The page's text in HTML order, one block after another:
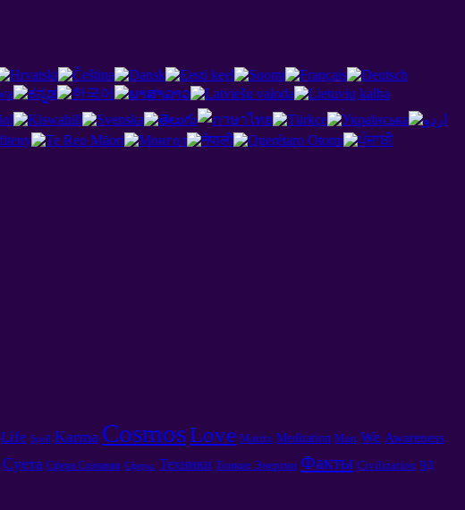
Life Spell Karma CosmosLove Matrix Meditation Man We Awareness
Суета Сфера Сознания Сферы. Техники Тонкие Энергии Факты Civilization ЧД